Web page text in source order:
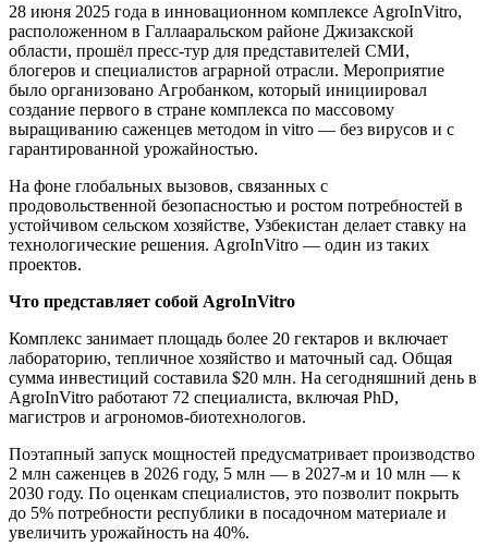
28 июня 2025 года в инновационном комплексе AgroInVitro,
расположенном в Галлааральском районе Джизакской
области, прошёл пресс-тур для представителей СМИ,
блогеров и специалистов аграрной отрасли. Мероприятие
было организовано Агробанком, который инициировал
создание первого в стране комплекса по массовому
выращиванию саженцев методом in vitro — без вирусов и с
гарантированной урожайностью.
На фоне глобальных вызовов, связанных с
продовольственной безопасностью и ростом потребностей в
устойчивом сельском хозяйстве, Узбекистан делает ставку на
технологические решения. AgroInVitro — один из таких
проектов.
Что представляет собой AgroInVitro
Комплекс занимает площадь более 20 гектаров и включает
лабораторию, тепличное хозяйство и маточный сад. Общая
сумма инвестиций составила $20 млн. На сегодняшний день в
AgroInVitro работают 72 специалиста, включая PhD,
магистров и агрономов-биотехнологов.
Поэтапный запуск мощностей предусматривает производство
2 млн саженцев в 2026 году, 5 млн — в 2027-м и 10 млн — к
2030 году. По оценкам специалистов, это позволит покрыть
до 5% потребности республики в посадочном материале и
увеличить урожайность на 40%.